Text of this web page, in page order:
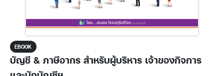
EBOOK
บัญชี & ภาษีอากร สำหรับผู้บริหาร เจ้าของกิจการ